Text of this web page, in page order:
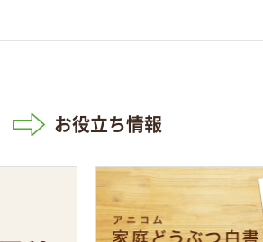
お役立ち情報